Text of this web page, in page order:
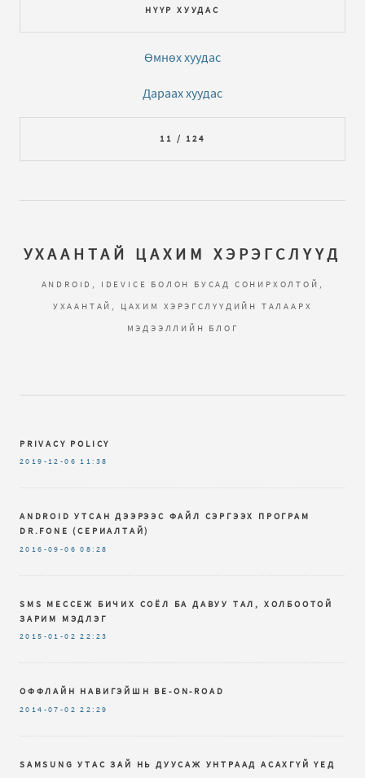
НҮҮР ХУУДАС
Өмнөх хуудас
Дараах хуудас
11 / 124
УХААНТАЙ ЦАХИМ ХЭРЭГСЛҮҮД
ANDROID, IDEVICE БОЛОН БУСАД СОНИРХОЛТОЙ,
УХААНТАЙ, ЦАХИМ ХЭРЭГСЛҮҮДИЙН ТАЛААРХ
МЭДЭЭЛЛИЙН БЛОГ
PRIVACY POLICY
2019-12-06 11:38
ANDROID УТСАН ДЭЭРЭЭС ФАЙЛ СЭРГЭЭХ ПРОГРАМ
DR.FОNЕ (СЕРИАЛТАЙ)
2016-09-06 08:28
SMS МЕССЕЖ БИЧИХ СОЁЛ БА ДАВУУ ТАЛ, ХОЛБООТОЙ
ЗАРИМ МЭДЛЭГ
2015-01-02 22:23
ОФФЛАЙН НАВИГЭЙШН BE-ON-ROAD
2014-07-02 22:29
SAMSUNG УТАС ЗАЙ НЬ ДУУСАЖ УНТРААД АСАХГҮЙ ҮЕД